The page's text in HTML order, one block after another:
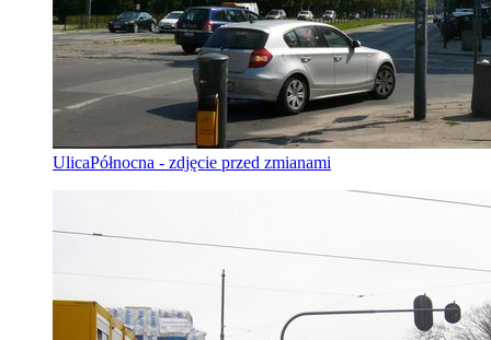
UlicaPółnocna - zdjęcie przed zmianami